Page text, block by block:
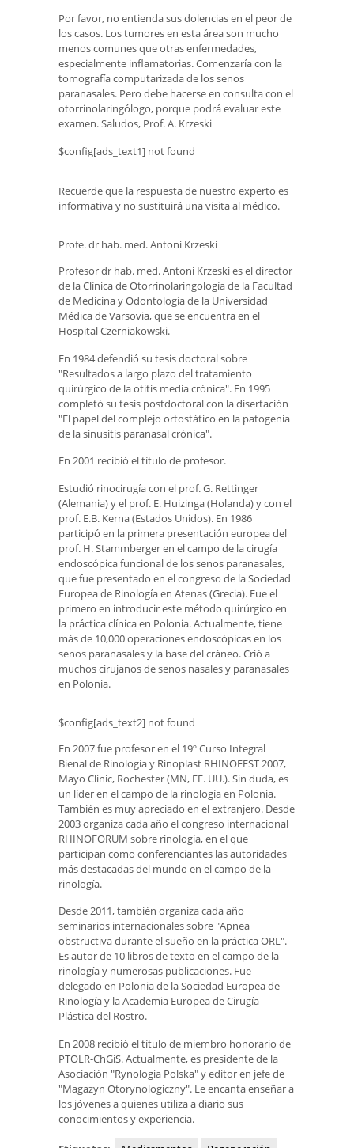
Por favor, no entienda sus dolencias en el peor de
los casos. Los tumores en esta área son mucho
menos comunes que otras enfermedades,
especialmente inflamatorias. Comenzaría con la
tomografía computarizada de los senos
paranasales. Pero debe hacerse en consulta con el
otorrinolaringólogo, porque podrá evaluar este
examen. Saludos, Prof. A. Krzeski
$config[ads_text1] not found
Recuerde que la respuesta de nuestro experto es
informativa y no sustituirá una visita al médico.
Profe. dr hab. med. Antoni Krzeski
Profesor dr hab. med. Antoni Krzeski es el director
de la Clínica de Otorrinolaringología de la Facultad
de Medicina y Odontología de la Universidad
Médica de Varsovia, que se encuentra en el
Hospital Czerniakowski.
En 1984 defendió su tesis doctoral sobre
"Resultados a largo plazo del tratamiento
quirúrgico de la otitis media crónica". En 1995
completó su tesis postdoctoral con la disertación
"El papel del complejo ortostático en la patogenia
de la sinusitis paranasal crónica".
En 2001 recibió el título de profesor.
Estudió rinocirugía con el prof. G. Rettinger
(Alemania) y el prof. E. Huizinga (Holanda) y con el
prof. E.B. Kerna (Estados Unidos). En 1986
participó en la primera presentación europea del
prof. H. Stammberger en el campo de la cirugía
endoscópica funcional de los senos paranasales,
que fue presentado en el congreso de la Sociedad
Europea de Rinología en Atenas (Grecia). Fue el
primero en introducir este método quirúrgico en
la práctica clínica en Polonia. Actualmente, tiene
más de 10,000 operaciones endoscópicas en los
senos paranasales y la base del cráneo. Crió a
muchos cirujanos de senos nasales y paranasales
en Polonia.
$config[ads_text2] not found
En 2007 fue profesor en el 19º Curso Integral
Bienal de Rinología y Rinoplast RHINOFEST 2007,
Mayo Clinic, Rochester (MN, EE. UU.). Sin duda, es
un líder en el campo de la rinología en Polonia.
También es muy apreciado en el extranjero. Desde
2003 organiza cada año el congreso internacional
RHINOFORUM sobre rinología, en el que
participan como conferenciantes las autoridades
más destacadas del mundo en el campo de la
rinología.
Desde 2011, también organiza cada año
seminarios internacionales sobre "Apnea
obstructiva durante el sueño en la práctica ORL".
Es autor de 10 libros de texto en el campo de la
rinología y numerosas publicaciones. Fue
delegado en Polonia de la Sociedad Europea de
Rinología y la Academia Europea de Cirugía
Plástica del Rostro.
En 2008 recibió el título de miembro honorario de
PTOLR-ChGiS. Actualmente, es presidente de la
Asociación "Rynologia Polska" y editor en jefe de
"Magazyn Otorynologiczny". Le encanta enseñar a
los jóvenes a quienes utiliza a diario sus
conocimientos y experiencia.